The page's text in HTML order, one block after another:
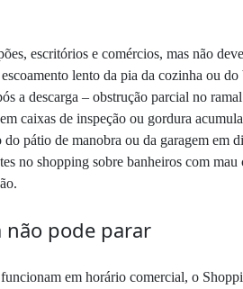
escritórios e comércios, mas não
lento da pia da cozinha ou
a descarga – obstrução parcial no
caixas de inspeção ou gordura
pátio de manobra ou da garagem em
no shopping sobre banheiros com mau
pode parar
em horário comercial, o